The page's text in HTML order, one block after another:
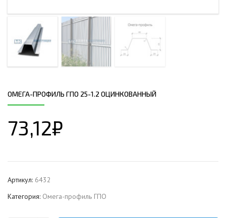
ОМЕГА-ПРОФИЛЬ ГПО 25-1.2 ОЦИНКОВАННЫЙ
73,12₽
Артикул: 6432
Категория: Омега-профиль ГПО